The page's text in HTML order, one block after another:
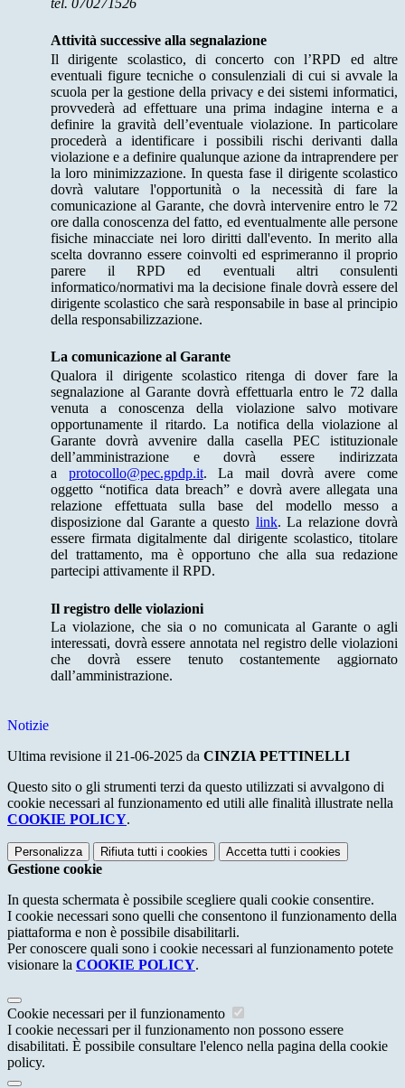
Attività successive alla segnalazione
Il dirigente scolastico, di concerto con l’RPD ed altre
eventuali figure tecniche o consulenziali di cui si avvale la
scuola per la gestione della privacy e dei sistemi informatici,
provvederà ad effettuare una prima indagine interna e a
definire la gravità dell’eventuale violazione. In particolare
procederà a identificare i possibili rischi derivanti dalla
violazione e a definire qualunque azione da intraprendere per
la loro minimizzazione. In questa fase il dirigente scolastico
dovrà valutare l'opportunità o la necessità di fare la
comunicazione al Garante, che dovrà intervenire entro le 72
ore dalla conoscenza del fatto, ed eventualmente alle persone
fisiche minacciate nei loro diritti dall'evento. In merito alla
scelta dovranno essere coinvolti ed esprimeranno il proprio
parere il RPD ed eventuali altri consulenti
informatico/normativi ma la decisione finale dovrà essere del
dirigente scolastico che sarà responsabile in base al principio
della responsabilizzazione.
La comunicazione al Garante
Qualora il dirigente scolastico ritenga di dover fare la
segnalazione al Garante dovrà effettuarla entro le 72 dalla
venuta a conoscenza della violazione salvo motivare
opportunamente il ritardo. La notifica della violazione al
Garante dovrà avvenire dalla casella PEC istituzionale
dell’amministrazione e dovrà essere indirizzata
a protocollo@pec.gpdp.it. La mail dovrà avere come
oggetto “notifica data breach” e dovrà avere allegata una
relazione effettuata sulla base del modello messo a
disposizione dal Garante a questo link. La relazione dovrà
essere firmata digitalmente dal dirigente scolastico, titolare
del trattamento, ma è opportuno che alla sua redazione
partecipi attivamente il RPD.
Il registro delle violazioni
La violazione, che sia o no comunicata al Garante o agli
interessati, dovrà essere annotata nel registro delle violazioni
che dovrà essere tenuto costantemente aggiornato
dall’amministrazione.
Notizie
Ultima revisione il 21-06-2025 da CINZIA PETTINELLI
Questo sito o gli strumenti terzi da questo utilizzati si avvalgono di
cookie necessari al funzionamento ed utili alle finalità illustrate nella
COOKIE POLICY.
Personalizza Rifiuta tutti i cookies Accetta tutti i cookies
Gestione cookie
In questa schermata è possibile scegliere quali cookie consentire.
I cookie necessari sono quelli che consentono il funzionamento della
piattaforma e non è possibile disabilitarli.
Per conoscere quali sono i cookie necessari al funzionamento potete
visionare la COOKIE POLICY.
Cookie necessari per il funzionamento
I cookie necessari per il funzionamento non possono essere
disabilitati. È possibile consultare l'elenco nella pagina della cookie
policy.